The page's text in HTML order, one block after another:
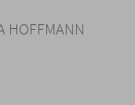
zum
HOFFMANN